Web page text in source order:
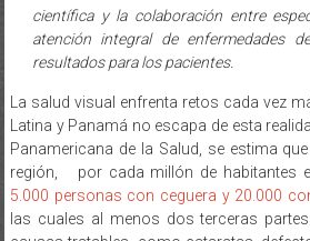
científica y la colaboración entre
atención integral de enfermedades
resultados para los pacientes.
La salud visual enfrenta retos cada vez
Latina y Panamá no escapa de esta
Panamericana de la Salud, se estima
región, por cada millón de habitantes
5.000 personas con ceguera y 20.000
las cuales al menos dos terceras